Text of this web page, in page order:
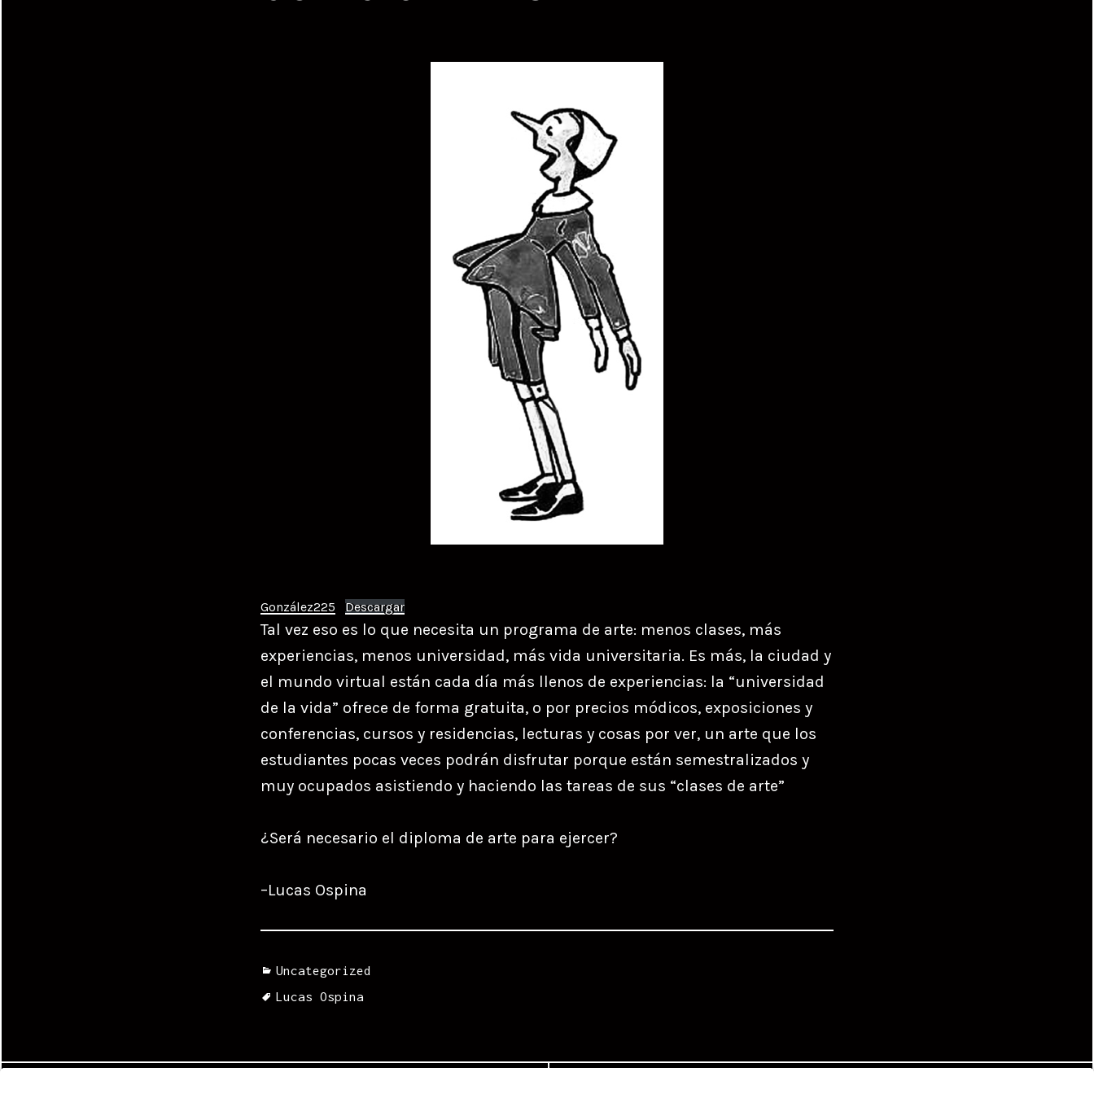
González225 Descargar
Tal vez eso es lo que necesita un programa de arte: menos clases, más
experiencias, menos universidad, más vida universitaria. Es más, la ciudad y
el mundo virtual están cada día más llenos de experiencias: la “universidad
de la vida” ofrece de forma gratuita, o por precios módicos, exposiciones y
conferencias, cursos y residencias, lecturas y cosas por ver, un arte que los
estudiantes pocas veces podrán disfrutar porque están semestralizados y
muy ocupados asistiendo y haciendo las tareas de sus “clases de arte”
¿Será necesario el diploma de arte para ejercer?
–Lucas Ospina
Categories
Uncategorized
Tags
Lucas Ospina